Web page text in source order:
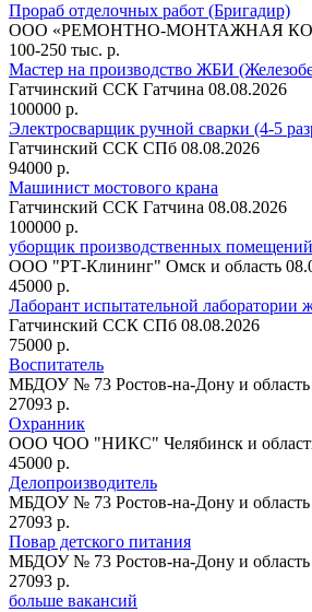
Прораб отделочных работ (Бригадир)
ООО «РЕМОНТНО-МОНТАЖНАЯ
100-250 тыс. р.
Мастер на производство ЖБИ
Гатчинский ССК Гатчина 08.08.2026
100000 р.
Электросварщик ручной сварки (4-5
Гатчинский ССК СПб 08.08.2026
94000 р.
Машинист мостового крана
Гатчинский ССК Гатчина 08.08.2026
100000 р.
уборщик производственных помещений
ООО "РТ-Клининг" Омск и область
45000 р.
Лаборант испытательной лаборатории
Гатчинский ССК СПб 08.08.2026
75000 р.
Воспитатель
МБДОУ № 73 Ростов-на-Дону и область
27093 р.
Охранник
ООО ЧОО "НИКС" Челябинск и
45000 р.
Делопроизводитель
МБДОУ № 73 Ростов-на-Дону и область
27093 р.
Повар детского питания
МБДОУ № 73 Ростов-на-Дону и область
27093 р.
больше вакансий